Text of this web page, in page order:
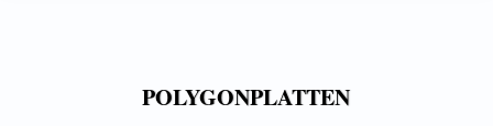
POLYGONPLATTEN